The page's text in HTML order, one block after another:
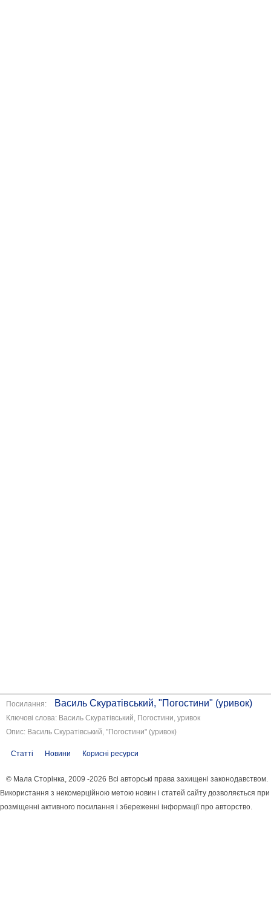
Посилання: Василь Скуратівський, "Погостини" (уривок)
Ключові слова: Василь Скуратівський, Погостини, уривок
Опис: Василь Скуратівський, "Погостини" (уривок)
Статті Новини Корисні ресурси
© Мала Сторінка, 2009 -2026 Всі авторські права захищені законодавством.
Використання з некомерційною метою новин і статей сайту дозволяється при
розміщенні активного посилання і збереженні інформації про авторство.